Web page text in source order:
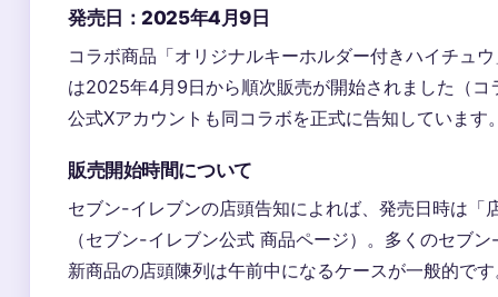
発売日：2025年4月9日
コラボ商品「オリジナルキーホルダー付きハイチュ
は2025年4月9日から順次販売が開始されました（
公式Xアカウントも同コラボを正式に告知しています
販売開始時間について
セブン-イレブンの店頭告知によれば、発売日時は「
（セブン-イレブン公式 商品ページ）。多くのセブ
新商品の店頭陳列は午前中になるケースが一般的で